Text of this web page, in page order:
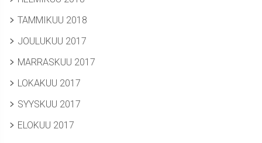
TAMMIKUU 2018
JOULUKUU 2017
MARRASKUU 2017
LOKAKUU 2017
SYYSKUU 2017
ELOKUU 2017